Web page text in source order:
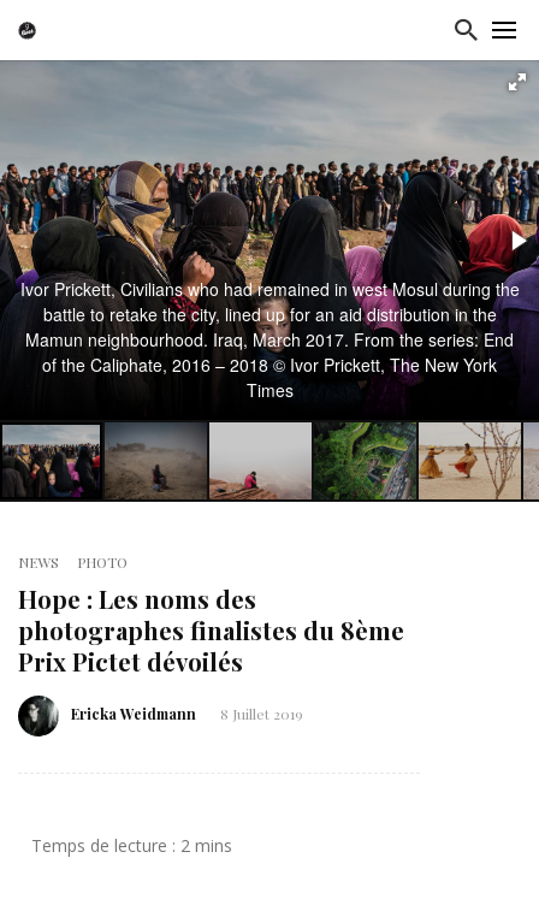
Ivor Prickett, Civilians who had remained in west Mosul during the
battle to retake the city, lined up for an aid distribution in the
Mamun neighbourhood. Iraq, March 2017. From the series: End
of the Caliphate, 2016 – 2018 © Ivor Prickett, The New York
Times
NEWS PHOTO
Hope : Les noms des
photographes finalistes du 8ème
Prix Pictet dévoilés
Ericka Weidmann 8 Juillet 2019